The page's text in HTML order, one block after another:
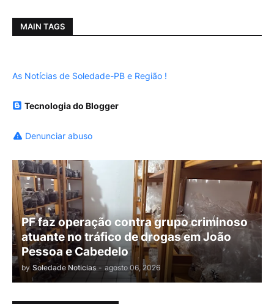
MAIN TAGS
As Notícias de Soledade-PB e Região !
Tecnologia do Blogger
Denunciar abuso
PF faz operação contra grupo criminoso
atuante no tráfico de drogas em João
Pessoa e Cabedelo
by Soledade Noticias - agosto 06, 2026